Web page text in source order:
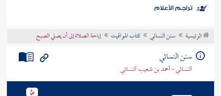
موضوعي
تراجم الأعلام
الرئيسية سنن النسائي كتاب المواقيت إباحة الصلاة إلى أن يصلي الصبح
سنن النسائي
النسائي - أحمد بن شعيب النسائي